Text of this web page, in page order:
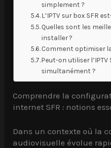
simplement ?
L’IPTV sur box SFR
Quelles sont les
installer ?
Comment optimiser
Peut-on utiliser
simultanément ?
Comprendre la
internet SFR : notions
Dans un contexte où la
audiovisuelle évolue